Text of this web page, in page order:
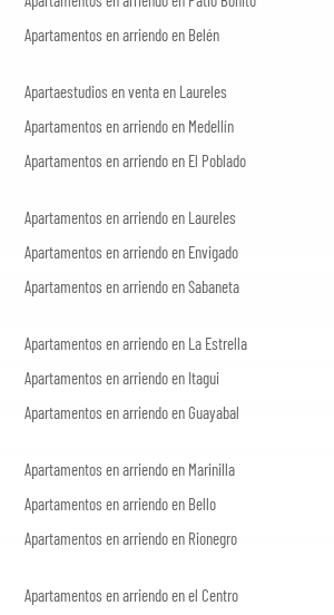
Apartamentos en arriendo en Belén
Apartaestudios en venta en Laureles
Apartamentos en arriendo en Medellín
Apartamentos en arriendo en El Poblado
Apartamentos en arriendo en Laureles
Apartamentos en arriendo en Envigado
Apartamentos en arriendo en Sabaneta
Apartamentos en arriendo en La Estrella
Apartamentos en arriendo en Itagui
Apartamentos en arriendo en Guayabal
Apartamentos en arriendo en Marinilla
Apartamentos en arriendo en Bello
Apartamentos en arriendo en Rionegro
Apartamentos en arriendo en el Centro